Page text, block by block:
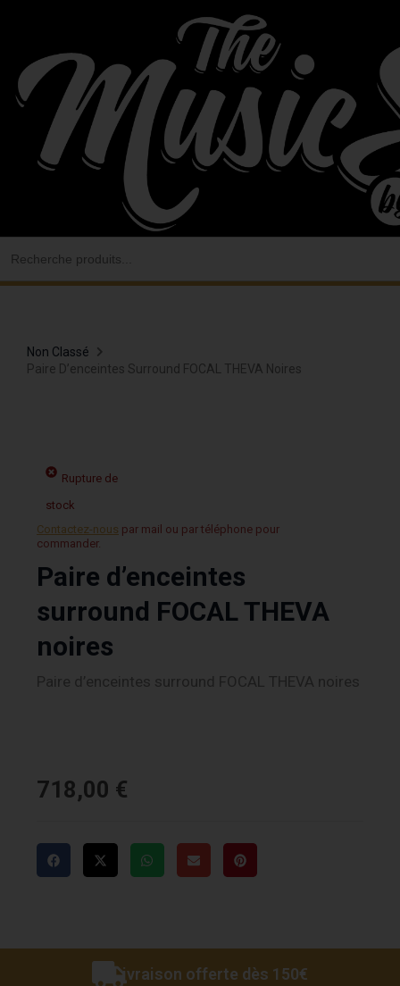
contenu
Non Classé
Paire D’enceintes Surround FOCAL THEVA Noires
Rupture de
stock
Contactez-nous par mail ou par téléphone pour
commander.
Paire d’enceintes
surround FOCAL THEVA
noires
Paire d’enceintes surround FOCAL THEVA noires
718,00 €
Livraison offerte dès 150€